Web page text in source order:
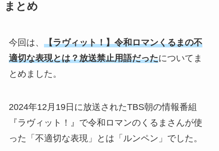
まとめ
今回は、 【ラヴィット！】令和ロマンくるまの不
適切な表現とは？放送禁止用語だったについてま
とめました。
2024年12月19日に放送されたTBS朝の情報番組
『 ラヴィット ！』で令和ロマンのくるまさんが使
った「不適切な表現」とは「ルンペン」でした。